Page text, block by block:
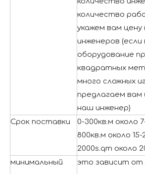
количество
укажем вам цену
инженеров
оборудование
квадратных
много сложных
предлагаем вам
наш инженер)
Срок поставки
0-300кв.м около
800кв.м около
2000s.qm около
минимальный
это зависит от